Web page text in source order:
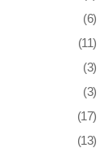
(6)
(11)
(3)
(3)
(17)
(13)